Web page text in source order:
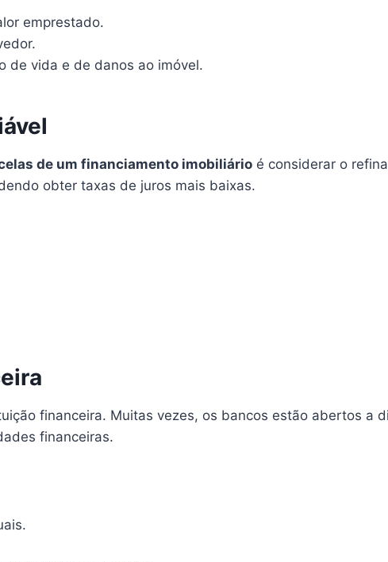
emprestado.
de vida e de danos ao imóvel.
de um financiamento imobiliário é considerar o
obter taxas de juros mais baixas.
financeira. Muitas vezes, os bancos estão abertos a
financeiras.